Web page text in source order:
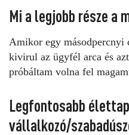
Mi a legjobb része a
Amikor egy másodpercnyi
kivirul az ügyfél arca és
próbáltam volna fel
Legfontosabb
vállalkozó/